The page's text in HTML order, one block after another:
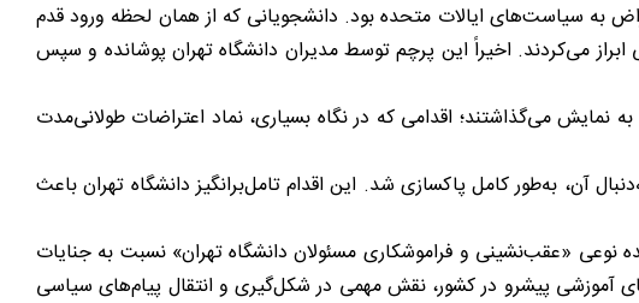
به سیاست‌های ایالات متحده بود. دانشجویانی که از همان لحظه ورود قدم
می‌کردند. اخیراً این پرچم توسط مدیران دانشگاه تهران پوشانده و سپس
می‌گذاشتند؛ اقدامی که در نگاه بسیاری، نماد اعتراضات طولانی‌مدت
آن، به‌طور کامل پاکسازی شد. این اقدام تامل‌برانگیز دانشگاه تهران باعث
نوعی «عقب‌نشینی و فراموشکاری مسئولان دانشگاه تهران» نسبت به جنایات
آموزشی پیشرو در کشور، نقش مهمی در شکل‌گیری و انتقال پیام‌های سیاسی